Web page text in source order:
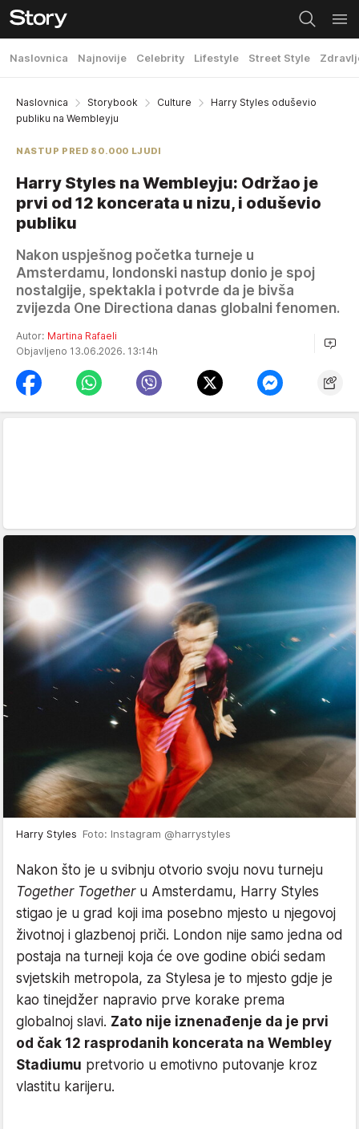
Naslovnica Najnovije Celebrity Lifestyle Street Style
Naslovnica Storybook Culture
Harry Styles oduševio
publiku na Wembleyju
NASTUP PRED 80.000 LJUDI
Harry Styles na Wembleyju: Održao je
prvi od 12 koncerata u nizu, i oduševio
publiku
Nakon uspješnog početka turneje u
Amsterdamu, londonski nastup donio je spoj
nostalgije, spektakla i potvrde da je bivša
zvijezda One Directiona danas globalni fenomen.
Autor: Martina Rafaeli
Objavljeno 13.06.2026. 13:14h
Harry Styles Foto: Instagram @harrystyles
Nakon što je u svibnju otvorio svoju novu turneju
Together Togetheru Amsterdamu, Harry Styles
stigao je u grad koji ima posebno mjesto u njegovoj
životnoj i glazbenoj priči. London nije samo jedna od
postaja na turneji koja će ove godine obići sedam
svjetskih metropola, za Stylesa je to mjesto gdje je
kao tinejdžer napravio prve korake prema
globalnoj slavi. Zato nije iznenađenje da je prvi
od čak 12 rasprodanih koncerata na Wembley
Stadiumu pretvorio u emotivno putovanje kroz
vlastitu karijeru.